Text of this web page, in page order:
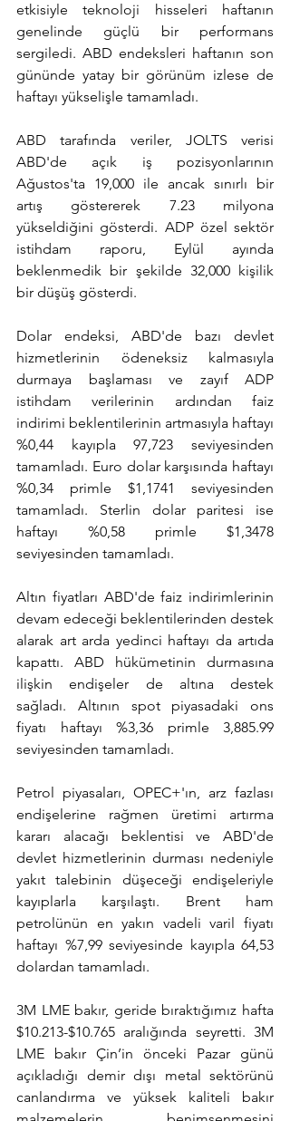
etkisiyle teknoloji hisseleri haftanın
genelinde güçlü bir performans
sergiledi. ABD endeksleri haftanın son
gününde yatay bir görünüm izlese de
haftayı yükselişle tamamladı.
ABD tarafında veriler, JOLTS verisi
ABD'de açık iş pozisyonlarının
Ağustos'ta 19,000 ile ancak sınırlı bir
artış göstererek 7.23 milyona
yükseldiğini gösterdi. ADP özel sektör
istihdam raporu, Eylül ayında
beklenmedik bir şekilde 32,000 kişilik
bir düşüş gösterdi.
Dolar endeksi, ABD'de bazı devlet
hizmetlerinin ödeneksiz kalmasıyla
durmaya başlaması ve zayıf ADP
istihdam verilerinin ardından faiz
indirimi beklentilerinin artmasıyla haftayı
%0,44 kayıpla 97,723 seviyesinden
tamamladı. Euro dolar karşısında haftayı
%0,34 primle $1,1741 seviyesinden
tamamladı. Sterlin dolar paritesi ise
haftayı %0,58 primle $1,3478
seviyesinden tamamladı.
Altın fiyatları ABD'de faiz indirimlerinin
devam edeceği beklentilerinden destek
alarak art arda yedinci haftayı da artıda
kapattı. ABD hükümetinin durmasına
ilişkin endişeler de altına destek
sağladı. Altının spot piyasadaki ons
fiyatı haftayı %3,36 primle 3,885.99
seviyesinden tamamladı.
Petrol piyasaları, OPEC+'ın, arz fazlası
endişelerine rağmen üretimi artırma
kararı alacağı beklentisi ve ABD'de
devlet hizmetlerinin durması nedeniyle
yakıt talebinin düşeceği endişeleriyle
kayıplarla karşılaştı. Brent ham
petrolünün en yakın vadeli varil fiyatı
haftayı %7,99 seviyesinde kayıpla 64,53
dolardan tamamladı.
3M LME bakır, geride bıraktığımız hafta
$10.213-$10.765 aralığında seyretti. 3M
LME bakır Çin’in önceki Pazar günü
açıkladığı demir dışı metal sektörünü
canlandırma ve yüksek kaliteli bakır